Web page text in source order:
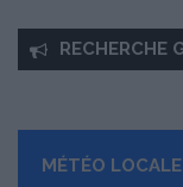
RECHERCHE
MÉTÉO LOCALE